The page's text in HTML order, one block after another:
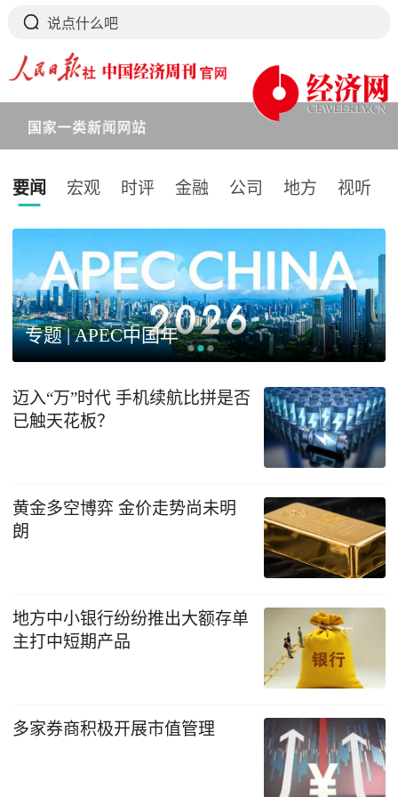
要闻 宏观 时评 金融 公司 地方 视听
下拉刷新
专题 | APEC中国年
迈入“万”时代 手机续航比拼是否
已触天花板？
黄金多空博弈 金价走势尚未明
朗
地方中小银行纷纷推出大额存单
主打中短期产品
多家券商积极开展市值管理